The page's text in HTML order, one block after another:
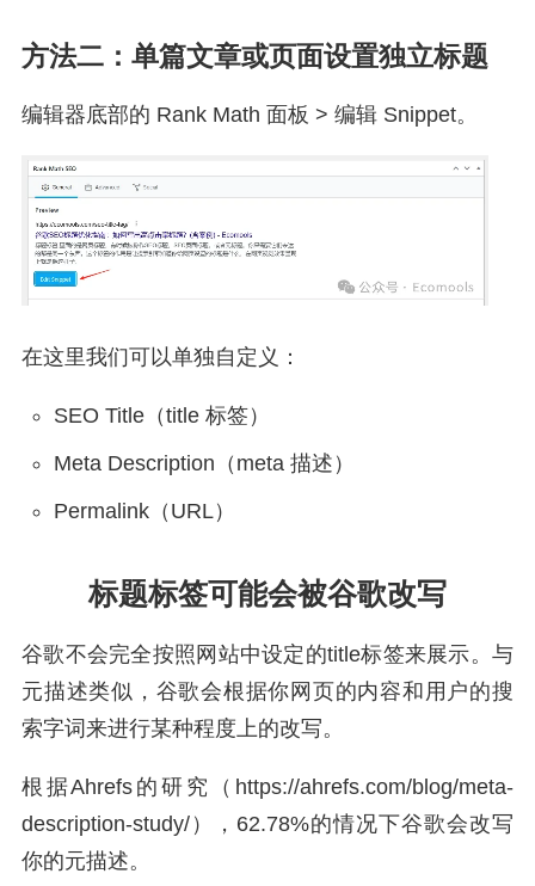
方法二：单篇文章或页面设置独立标题
编辑器底部的 Rank Math 面板 > 编辑 Snippet。
在这里我们可以单独自定义：
SEO Title（title 标签）
Meta Description（meta 描述）
Permalink（URL）
标题标签可能会被谷歌改写
谷歌不会完全按照网站中设定的title标签来展示。与
元描述类似，谷歌会根据你网页的内容和用户的搜
索字词来进行某种程度上的改写。
根据Ahrefs的研究（https://ahrefs.com/blog/meta-
description-study/），62.78%的情况下谷歌会改写
你的元描述。